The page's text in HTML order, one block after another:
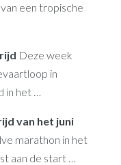
een tropische
Deze week
in
in het …
van het juni
marathon in het
aan de start …